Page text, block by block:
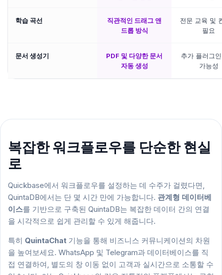
학습 곡선
직관적인 드래그 앤
드롭 방식
전문 교육 및
필요
문서 생성기
PDF 및 다양한 문서
자동 생성
추가 플러그
가능성
복잡한 워크플로우를 단순한 현실
로
Quickbase에서 워크플로우를 설정하는 데 수주가 걸렸다면,
QuintaDB에서는 단 몇 시간 만에 가능합니다. 관계형 데이터베
이스를 기반으로 구축된 QuintaDB는 복잡한 데이터 간의 연결
을 시각적으로 쉽게 관리할 수 있게 해줍니다.
특히 QuintaChat 기능을 통해 비즈니스 커뮤니케이션의 차원
을 높여보세요. WhatsApp 및 Telegram과 데이터베이스를 직
접 연결하여, 별도의 창 이동 없이 고객과 실시간으로 소통할 수